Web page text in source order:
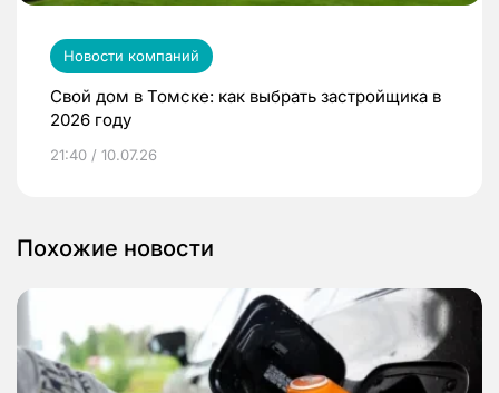
Новости компаний
Свой дом в Томске: как выбрать застройщика в
2026 году
21:40 / 10.07.26
Похожие новости